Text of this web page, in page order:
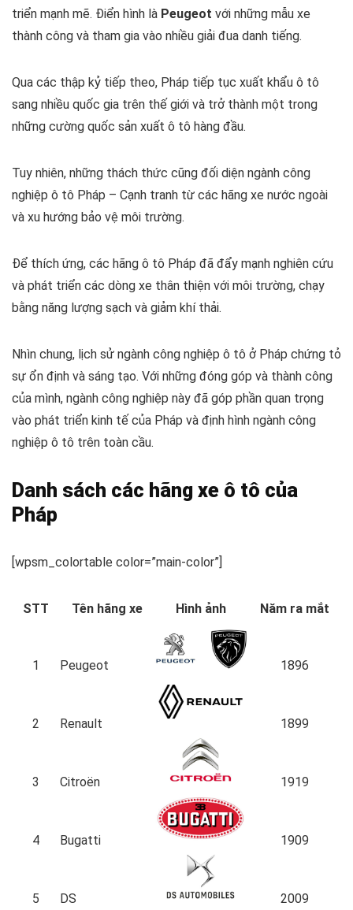
triển mạnh mẽ. Điển hình là Peugeot với những mẫu xe
thành công và tham gia vào nhiều giải đua danh tiếng.
Qua các thập kỷ tiếp theo, Pháp tiếp tục xuất khẩu ô tô
sang nhiều quốc gia trên thế giới và trở thành một trong
những cường quốc sản xuất ô tô hàng đầu.
Tuy nhiên, những thách thức cũng đối diện ngành công
nghiệp ô tô Pháp – Cạnh tranh từ các hãng xe nước ngoài
và xu hướng bảo vệ môi trường.
Để thích ứng, các hãng ô tô Pháp đã đẩy mạnh nghiên cứu
và phát triển các dòng xe thân thiện với môi trường, chạy
bằng năng lượng sạch và giảm khí thải.
Nhìn chung, lịch sử ngành công nghiệp ô tô ở Pháp chứng tỏ
sự ổn định và sáng tạo. Với những đóng góp và thành công
của mình, ngành công nghiệp này đã góp phần quan trọng
vào phát triển kinh tế của Pháp và định hình ngành công
nghiệp ô tô trên toàn cầu.
Danh sách các hãng xe ô tô của
Pháp
[wpsm_colortable color=”main-color”]
STT Tên hãng xe Hình ảnh Năm ra mắt
1 Peugeot 1896
2 Renault 1899
3 Citroën 1919
4 Bugatti 1909
5 DS 2009